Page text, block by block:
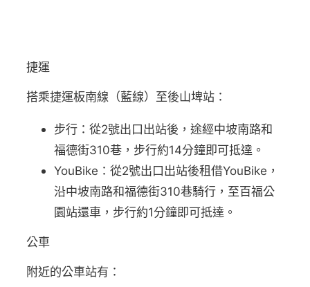
捷運
搭乘捷運板南線（藍線）至後山埤站：
步行：從2號出口出站後，途經中坡南路和
福德街310巷，步行約14分鐘即可抵達。
YouBike：從2號出口出站後租借YouBike，
沿中坡南路和福德街310巷騎行，至百福公
園站還車，步行約1分鐘即可抵達。
公車
附近的公車站有：